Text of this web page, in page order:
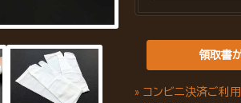
領取書
» コンビニ決済ご利